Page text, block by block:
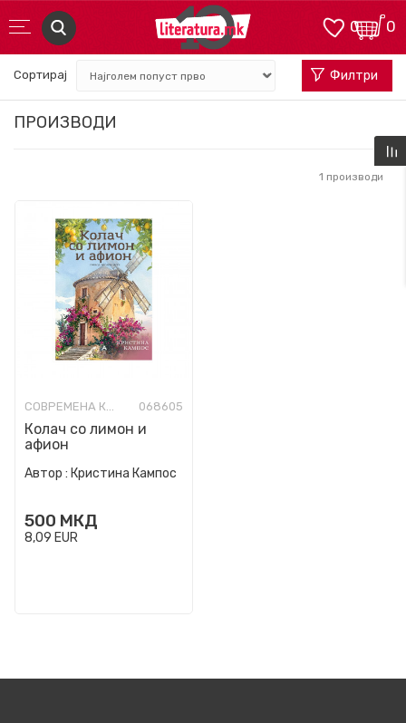
0
0
ПРОИЗВОДИ
Сортирај Филтри
1 производи
СОВРЕМЕНА КНИЖЕВНОСТ 068605
Колач со лимон и
афион
Автор : Кристина Кампос
500 МКД
8,09 EUR